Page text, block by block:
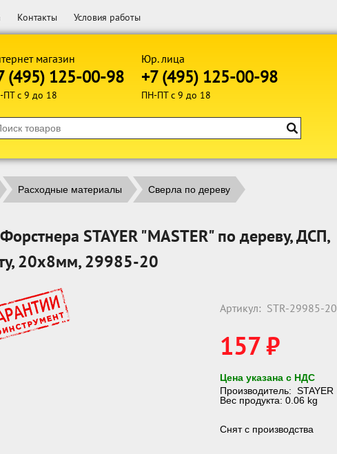
Контакты Условия работы
магазин
(495) 125-00-98
ПТ с 9 до 18
Юр. лица
+7 (495) 125-00-98
ПН-ПТ с 9 до 18
Расходные материалы Сверла по дереву
STAYER "MASTER" по дереву, ДСП,
20х8мм, 29985-20
Артикул: STR-29985-20
157 ₽
Цена указана с НДС
Производитель: STAYER
Вес продукта: 0.06 kg
Снят с производства